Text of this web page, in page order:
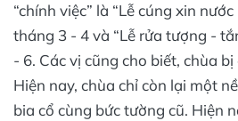
“chính việc” là “Lễ cúng xin
tháng 3 - 4 và “Lễ rửa tượng -
- 6. Các vị cũng cho biết, chùa
Hiện nay, chùa chỉ còn lại một
bia cổ cùng bức tường cũ. Hiện